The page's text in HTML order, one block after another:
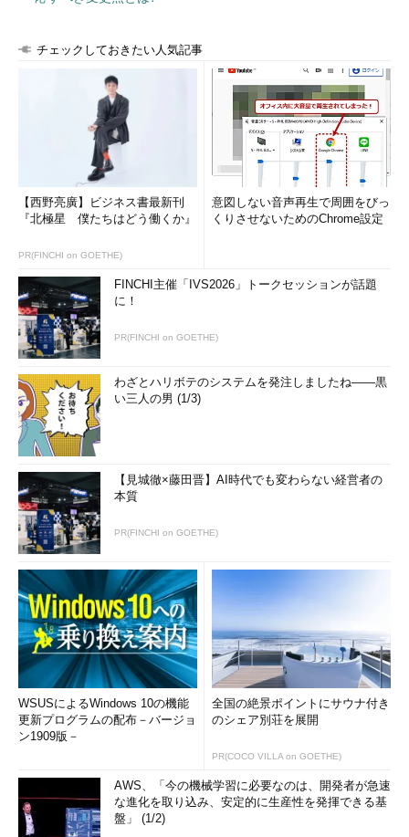
す。
コマンド実行例
hash -d コマンド名
（指定したコマンドの記憶を削除する）
hash -r
（ハッシュテーブルを削除する）
例えば、以下の画面2
たところ、“「/usr/local/bin/tree」がない”というエラーメッセー
ジが表示されています。treeは手動で追加したコマンドで、
ませんが、ハッシュテーブルにパス情報が残っていたためこのよ
うなエラーが表示されました。
「 hash -d tree
を削除すると、「コマンドが見つかりませんでした」というエラ
ーに変わることが分かります（
画面2「hash -d tree」でtreeコマンドの情報を削除した
目次に戻る
筆者紹介
PC-9801N／PC-386MからのDOSユーザー。1992年より生産管
理のパッケージソフトウェアの開発およびサポート業務を担
チェックしておきたい人気記事
【西野亮廣】ビジネス書最新刊
『北極星 僕たちはどう働くか』
PR(FINCHI on GOETHE)
意図しない音声再生で周囲をびっ
くりさせないためのChrome設定
FINCHI主催「IVS2026」トークセッションが話題
に！
PR(FINCHI on GOETHE)
わざとハリボテのシステムを発注しましたね――黒
い三人の男 (1/3)
【見城徹×藤田晋】AI時代でも変わらない経営者の
本質
PR(FINCHI on GOETHE)
WSUSによるWindows 10の機能
更新プログラムの配布－バージョ
ン1909版－
全国の絶景ポイントにサウナ付き
のシェア別荘を展開
PR(COCO VILLA on GOETHE)
AWS、「今の機械学習に必要なのは、開発者が急速
な進化を取り込み、安定的に生産性を発揮できる基
盤」 (1/2)